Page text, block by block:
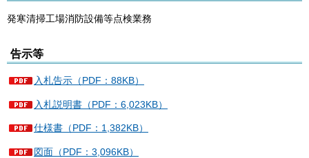
発寒清掃工場消防設備等点検業務
告示等
入札告示（PDF：88KB）
入札説明書（PDF：6,023KB）
仕様書（PDF：1,382KB）
図面（PDF：3,096KB）